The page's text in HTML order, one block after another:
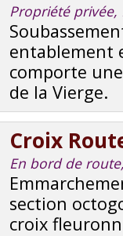
Propriété privée,
entablement
comporte
de la Vierge.
Croix
En bord de
section
croix